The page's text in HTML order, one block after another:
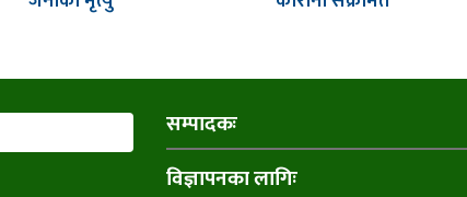
सम्पादकः
विज्ञापनका लागिः